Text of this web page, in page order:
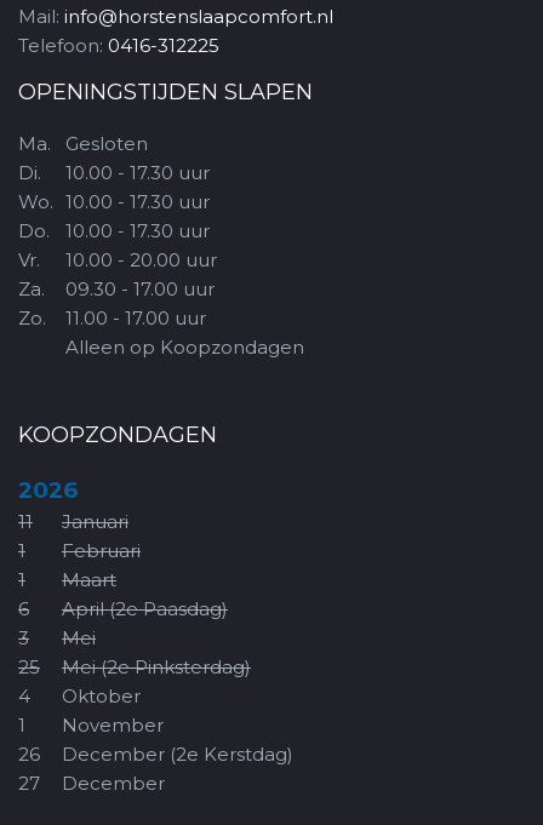
Mail: info@horstenslaapcomfort.nl
Telefoon: 0416-312225
OPENINGSTIJDEN SLAPEN
Ma.
Di.
Wo.
Do.
Vr.
Za.
Zo.
Gesloten
10.00 - 17.30 uur
10.00 - 17.30 uur
10.00 - 17.30 uur
10.00 - 20.00 uur
09.30 - 17.00 uur
11.00 - 17.00 uur
Alleen op Koopzondagen
KOOPZONDAGEN
2026
11
Januari
1
Februari
1
Maart
6
April (2e Paasdag)
3
Mei
25
Mei (2e Pinksterdag)
4
Oktober
1
November
26
December (2e Kerstdag)
27
December